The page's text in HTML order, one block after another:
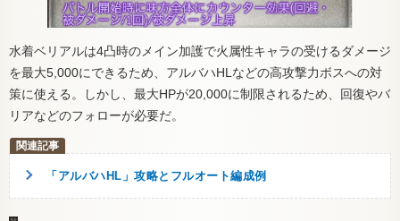
水着ベリアルは4凸時のメイン加護で火属性キャラの受けるダメージ
を最大5,000にできるため、アルバハHLなどの高攻撃力ボスへの対
策に使える。しかし、最大HPが20,000に制限されるため、回復やバ
リアなどのフォローが必要だ。
「アルバハHL」攻略とフルオート編成例